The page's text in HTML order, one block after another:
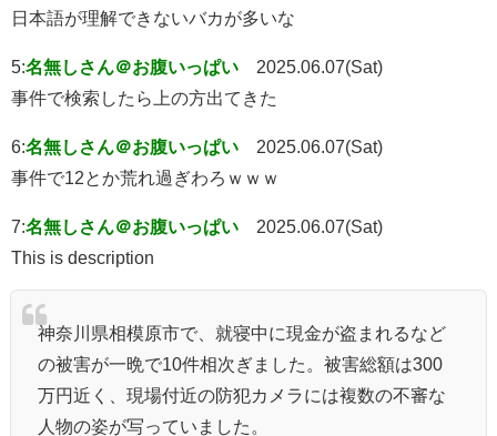
日本語が理解できないバカが多いな
5:名無しさん＠お腹いっぱい
2025.06.07(Sat)
事件で検索したら上の方出てきた
6:名無しさん＠お腹いっぱい
2025.06.07(Sat)
事件で12とか荒れ過ぎわろｗｗｗ
7:名無しさん＠お腹いっぱい
2025.06.07(Sat)
This is description
神奈川県相模原市で、就寝中に現金が盗まれるなど
の被害が一晩で10件相次ぎました。被害総額は300
万円近く、現場付近の防犯カメラには複数の不審な
人物の姿が写っていました。